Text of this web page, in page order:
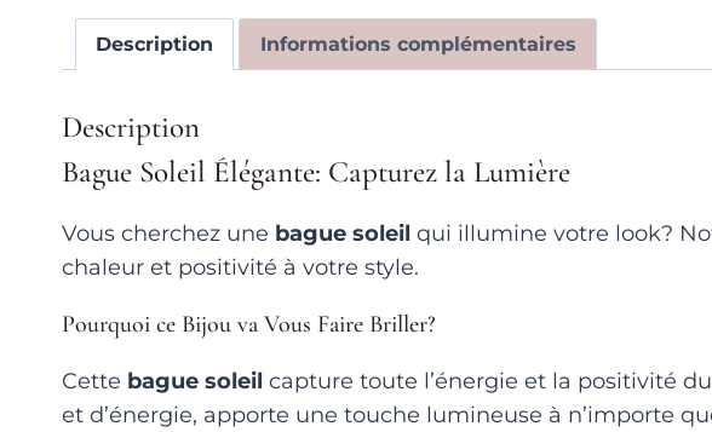
Description Informations complémentaires
Description
Bague Soleil Élégante: Capturez la Lumière
Vous cherchez une bague soleil qui illumine votre look?
chaleur et positivité à votre style.
Pourquoi ce Bijou va Vous Faire Briller?
Cette bague soleil capture toute l’énergie et la positivité
et d’énergie, apporte une touche lumineuse à n’importe